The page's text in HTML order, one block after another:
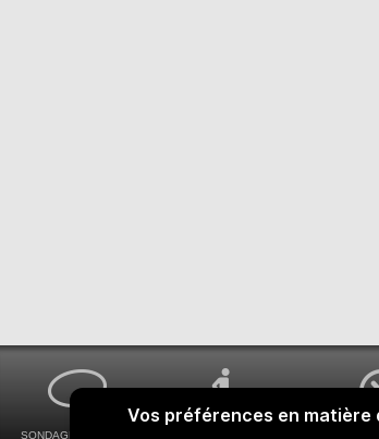
SONDAGES MA VOIX